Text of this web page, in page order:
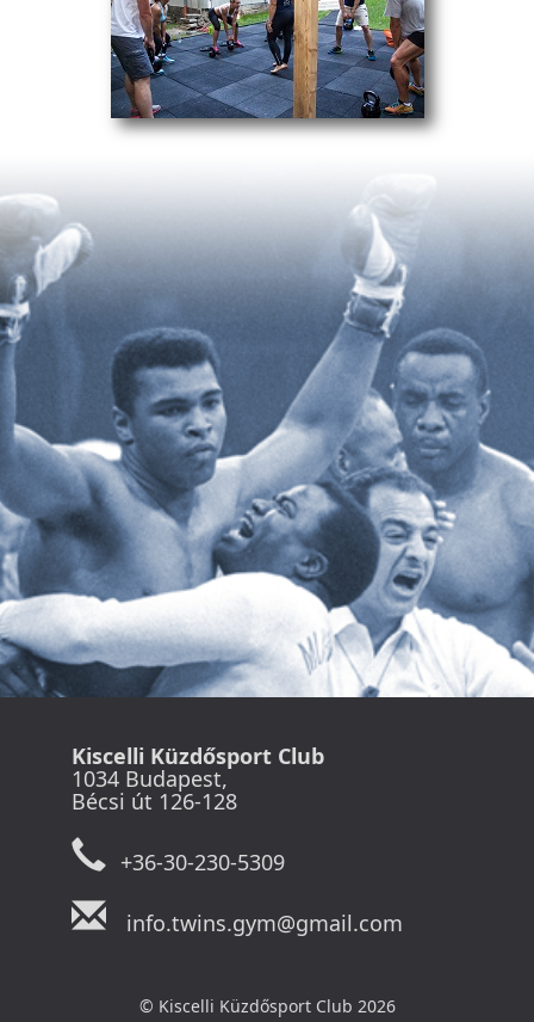
Kiscelli Küzdősport Club
1034 Budapest,
Bécsi út 126-128
+36-30-230-5309
info.twins.gym@gmail.com
© Kiscelli Küzdősport Club 2026